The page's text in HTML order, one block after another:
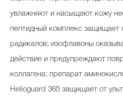
увлажняют и насыщают кожу
пептидный комплекс защищает
радикалов; изофлавоны
действие и предупреждают
коллагена; препарат
Helioguard 365 защищает от